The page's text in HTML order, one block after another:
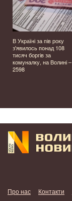
В Україні за пів року
з'явилось понад 108
тисяч боргів за
комуналку, на Волині –
2598
Про нас
Контакти